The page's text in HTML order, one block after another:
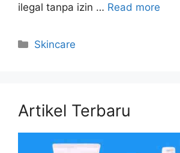
ilegal tanpa izin … Read more
Kategori
Skincare
Artikel Terbaru